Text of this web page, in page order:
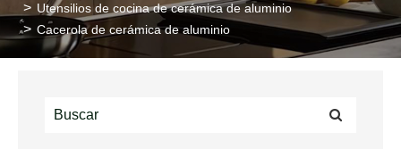
Utensilios de cocina de cerámica de aluminio
Cacerola de cerámica de aluminio